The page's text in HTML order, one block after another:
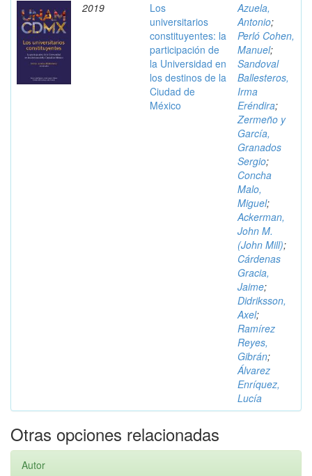
2019
Los
universitarios
constituyentes: la
participación de
la Universidad en
los destinos de la
Ciudad de
México
Azuela,
Antonio;
Perló Cohen,
Manuel;
Sandoval
Ballesteros,
Irma
Eréndira;
Zermeño y
García,
Granados
Sergio;
Concha
Malo,
Miguel;
Ackerman,
John M.
(John Mill);
Cárdenas
Gracia,
Jaime;
Didriksson,
Axel;
Ramírez
Reyes,
Gibrán;
Álvarez
Enríquez,
Lucía
Otras opciones relacionadas
Autor